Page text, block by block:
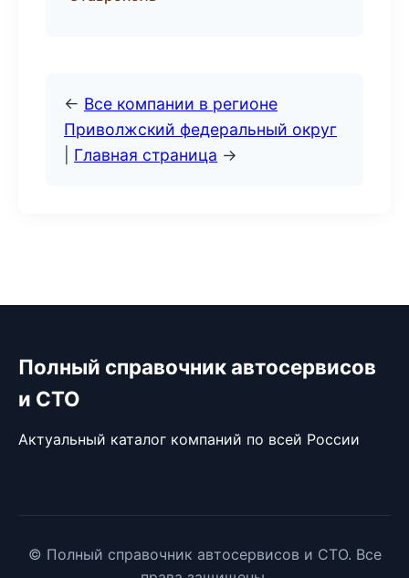
← Все компании в регионе
Приволжский федеральный округ
Главная страница →
Полный справочник автосервисов
и СТО
Актуальный каталог компаний по всей России
© Полный справочник автосервисов и СТО. Все